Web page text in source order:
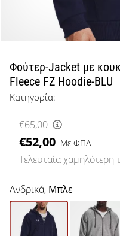
μπάσκετ
μπάσκετ
όπως
εμείς;
Έλα
μας
ως
πρεσβευτής
της
μας.
Φούτερ-Jacket με
Fleece FZ Hoodie-BLU
Κατηγορία:
€65,00
€52,00 Με ΦΠΑ
Τελευταία χαμηλότερη
Ανδρικά, Μπλε